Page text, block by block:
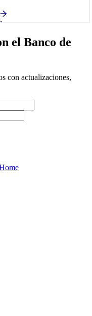
el Banco de
con actualizaciones,